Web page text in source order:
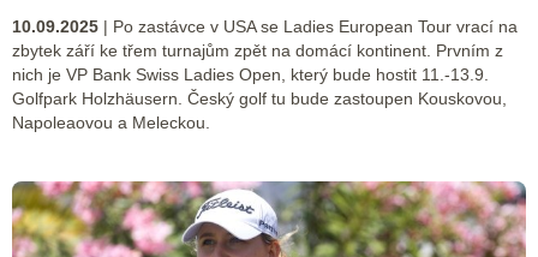
10.09.2025 | Po zastávce v USA se Ladies European Tour vrací na
zbytek září ke třem turnajům zpět na domácí kontinent. Prvním z
nich je VP Bank Swiss Ladies Open, který bude hostit 11.-13.9.
Golfpark Holzhäusern. Český golf tu bude zastoupen Kouskovou,
Napoleaovou a Meleckou.